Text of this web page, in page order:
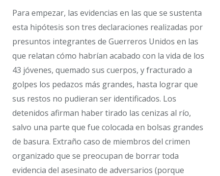
Para empezar, las evidencias en las que se sustenta
esta hipótesis son tres declaraciones realizadas por
presuntos integrantes de Guerreros Unidos en las
que relatan cómo habrían acabado con la vida de los
43 jóvenes, quemado sus cuerpos, y fracturado a
golpes los pedazos más grandes, hasta lograr que
sus restos no pudieran ser identificados. Los
detenidos afirman haber tirado las cenizas al río,
salvo una parte que fue colocada en bolsas grandes
de basura. Extraño caso de miembros del crimen
organizado que se preocupan de borrar toda
evidencia del asesinato de adversarios (porque